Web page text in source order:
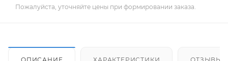
Пожалуйста, уточняйте цены при формировании заказа.